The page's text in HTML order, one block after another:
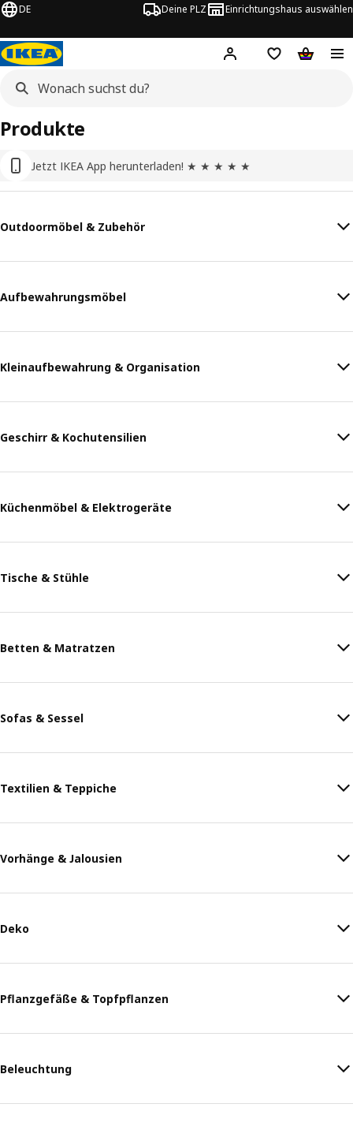
DE Deine PLZ Einrichtungshaus auswählen
Hej! Jetzt anmelden.
Einkaufsliste
Jetzt IKEA App herunterladen! ★ ★ ★ ★ ★
Produkte
Outdoormöbel & Zubehör
Aufbewahrungsmöbel
Kleinaufbewahrung & Organisation
Geschirr & Kochutensilien
Küchenmöbel & Elektrogeräte
Tische & Stühle
Betten & Matratzen
Sofas & Sessel
Textilien & Teppiche
Vorhänge & Jalousien
Deko
Pflanzgefäße & Topfpflanzen
Beleuchtung